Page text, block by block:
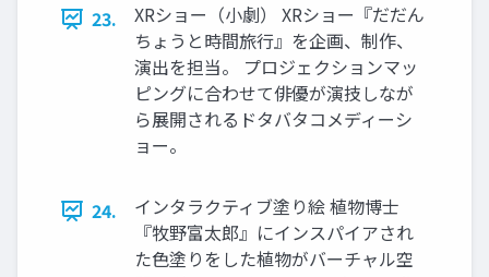
23.
XRショー（小劇） XRショー『だだん
ちょうと時間旅行』を企画、制作、
演出を担当。 プロジェクションマッ
ピングに合わせて俳優が演技しなが
ら展開されるドタバタコメディーシ
ョー。
24.
インタラクティブ塗り絵 植物博士
『牧野富太郎』にインスパイアされ
た色塗りをした植物がバーチャル空